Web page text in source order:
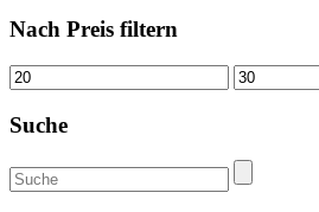
Nach Preis filtern
Mindestpreis Höchstpreis
Suche
Suche
nach: